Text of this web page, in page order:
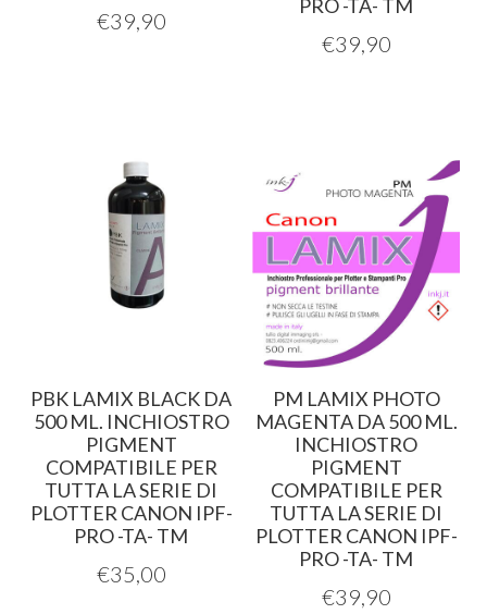
€39,90
PRO -TA- TM
€39,90
PBK LAMIX BLACK DA
500 ML. INCHIOSTRO
PIGMENT
COMPATIBILE PER
TUTTA LA SERIE DI
PLOTTER CANON IPF-
PRO -TA- TM
€35,00
PM LAMIX PHOTO
MAGENTA DA 500 ML.
INCHIOSTRO
PIGMENT
COMPATIBILE PER
TUTTA LA SERIE DI
PLOTTER CANON IPF-
PRO -TA- TM
€39,90